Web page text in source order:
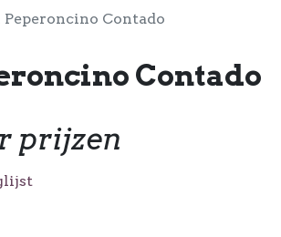
Peperoncino Contado
Contado
prijzen